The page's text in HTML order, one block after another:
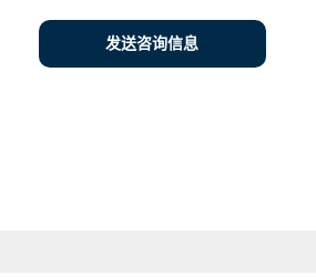
发送咨询信息